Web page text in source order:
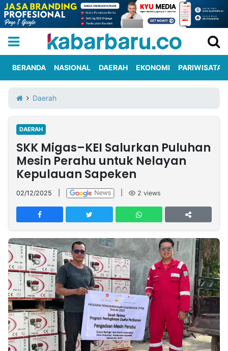
Iklan
Berita
Kami
Nasional
International
Olahraga
Entertainment
Daerah
Pariwisata
Kuliner
Kolom
Network
PT
TREETAN
INDONESIA
Partner
Insight
NTB
Suara
Time
Lens
IDN
Daily
Jogja
Jalan
Rakyat
Idealita
News
Kita
Notice
Radar
Baru
Seedbacklink
Follow
Kabarbaru
BERANDA NASIONAL DAERAH EKONOMI PARIWISATA
Daerah
DAERAH
SKK Migas–KEI Salurkan Puluhan
Mesin Perahu untuk Nelayan
Kepulauan Sapeken
02/12/2025 2 views